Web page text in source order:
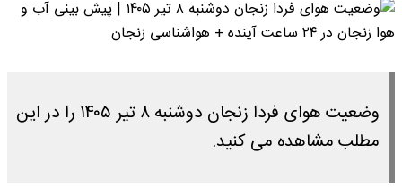
وضعیت هوای فردا زنجان دوشنبه ۸ تیر ۱۴۰۵ را در این
مطلب مشاهده می کنید.